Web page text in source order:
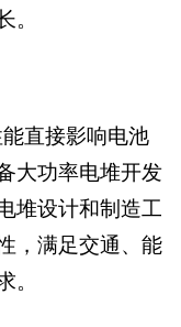
。
直接影响电池
大功率电堆开发
堆设计和制造工
，满足交通、能
。